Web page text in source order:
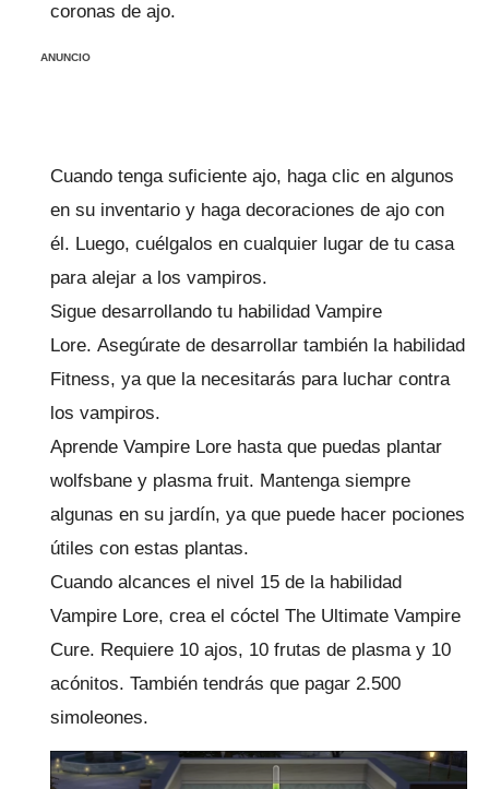
coronas de ajo.
ANUNCIO
Cuando tenga suficiente ajo, haga clic en algunos
en su inventario y haga decoraciones de ajo con
él. Luego, cuélgalos en cualquier lugar de tu casa
para alejar a los vampiros.
Sigue desarrollando tu habilidad Vampire
Lore. Asegúrate de desarrollar también la habilidad
Fitness, ya que la necesitarás para luchar contra
los vampiros.
Aprende Vampire Lore hasta que puedas plantar
wolfsbane y plasma fruit. Mantenga siempre
algunas en su jardín, ya que puede hacer pociones
útiles con estas plantas.
Cuando alcances el nivel 15 de la habilidad
Vampire Lore, crea el cóctel The Ultimate Vampire
Cure. Requiere 10 ajos, 10 frutas de plasma y 10
acónitos. También tendrás que pagar 2.500
simoleones.